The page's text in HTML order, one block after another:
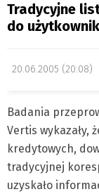
Tradycyjne
do
20.06.2005 (20:08)
Badania
Vertis wykazały,
kredytowych,
tradycyjnej
uzyskało